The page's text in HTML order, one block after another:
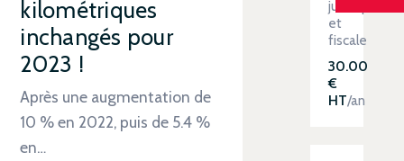
kilométriques
inchangés pour
2023 !
Après une augmentation de
10 % en 2022, puis de 5.4 %
en…
juridique
et
fiscale
30.00
€
HT/an